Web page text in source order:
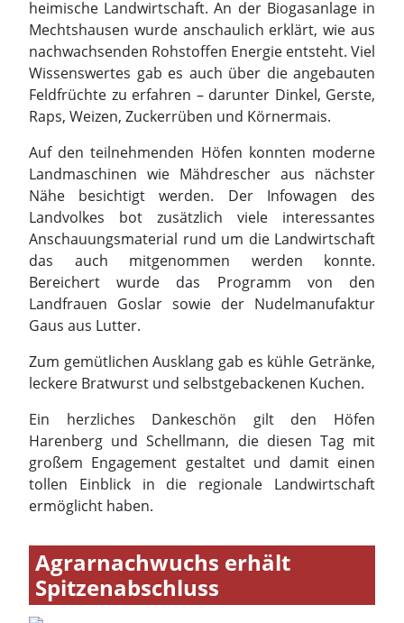
Auf den teilnehmenden Höfen konnten moderne
Landmaschinen wie Mähdrescher aus nächster
Nähe besichtigt werden. Der Infowagen des
Landvolkes bot zusätzlich viele interessantes
Anschauungsmaterial rund um die Landwirtschaft
das auch mitgenommen werden konnte.
Bereichert wurde das Programm von den
Landfrauen Goslar sowie der Nudelmanufaktur
Gaus aus Lutter.
Zum gemütlichen Ausklang gab es kühle Getränke,
leckere Bratwurst und selbstgebackenen Kuchen.
Ein herzliches Dankeschön gilt den Höfen
Harenberg und Schellmann, die diesen Tag mit
großem Engagement gestaltet und damit einen
ermöglicht haben.
Agrarnachwuchs erhält
Spitzenabschluss
von links n. rechts: Lenn Heise, Merit Hornbostel,
Zwischen den roten Dünen Namibias und den
landwirtschaftlichen Betrieben im Gebiet des
Landvolks Braunschweiger Land liegen ca. 8.000